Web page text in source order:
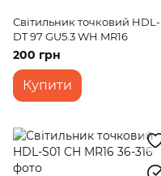
Світильник точковий HDL-
DT 97 GU5.3 WH MR16
200 грн
Купити